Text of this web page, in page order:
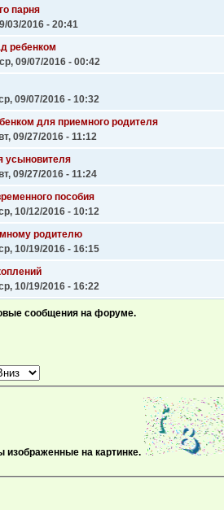
парня
03/2016 - 20:41
ребенком
09/07/2016 - 00:42
09/07/2016 - 10:32
для приемного родителя
09/27/2016 - 11:12
усыновителя
09/27/2016 - 11:24
пособия
10/12/2016 - 10:12
родителю
10/19/2016 - 16:15
10/19/2016 - 16:22
сообщения на форуме.
изображенные на картинке.